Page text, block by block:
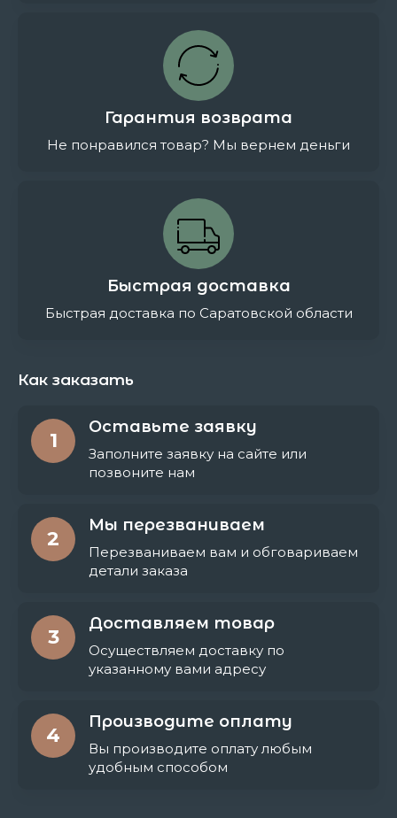
Гарантия возврата
Не понравился товар? Мы вернем деньги
Быстрая доставка
Быстрая доставка по Саратовской области
Как заказать
1
Оставьте заявку
Заполните заявку на сайте или
позвоните нам
2
Мы перезваниваем
Перезваниваем вам и обговариваем
детали заказа
3
Доставляем товар
Осуществляем доставку по
указанному вами адресу
4
Производите оплату
Вы производите оплату любым
удобным способом